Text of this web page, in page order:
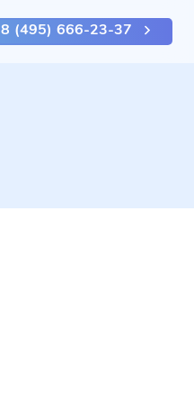
8 (495) 666-23-37